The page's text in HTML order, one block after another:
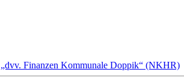
Finanzen Kommunale Doppik“ (NKHR)